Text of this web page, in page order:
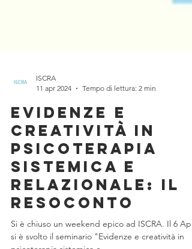
11 apr 2024
Tempo di lettura: 2 min
Evidenze e
creatività in
psicoterapia
sistemica e
relazionale: il
resoconto
Si è chiuso un weekend epico ad ISCRA. Il 6